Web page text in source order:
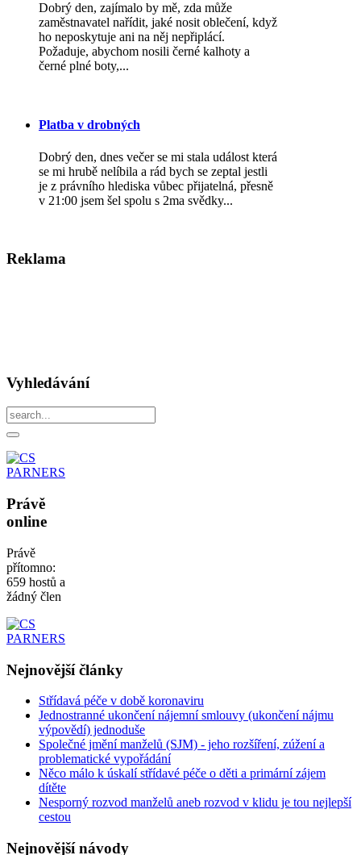
Dobrý den, zajímalo by mě, zda může
zaměstnavatel nařídit, jaké nosit oblečení, když
ho neposkytuje ani na něj nepřiplácí.
Požaduje, abychom nosili černé kalhoty a
černé plné boty,...
Platba v drobných
Dobrý den, dnes večer se mi stala událost která
se mi hrubě nelíbila a rád bych se zeptal jestli
je z právního hlediska vůbec přijatelná, přesně
v 21:00 jsem šel spolu s 2ma svědky...
Reklama
Vyhledávání
Právě
online
Právě
přítomno:
659 hostů a
žádný člen
Nejnovějšíčlánky
Střídavá péče v době koronaviru
Jednostranné ukončení nájemní smlouvy (ukončení nájmu
výpovědí) jednoduše
Společné jmění manželů (SJM) - jeho rozšíření, zúžení a
problematické vypořádání
Něco málo k úskalí střídavé péče o děti a primární zájem
dítěte
Nesporný rozvod manželů aneb rozvod v klidu je tou nejlepší
cestou
Nejnovějšínávody